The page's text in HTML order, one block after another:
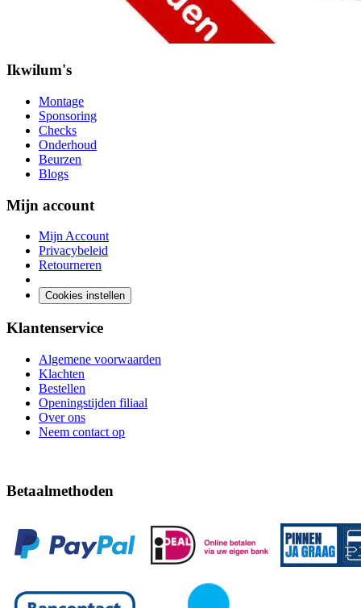
Ikwilum's
Montage
Sponsoring
Checks
Onderhoud
Beurzen
Blogs
Mijn account
Mijn Account
Privacybeleid
Retourneren
Cookies instellen
Klantenservice
Algemene voorwaarden
Klachten
Bestellen
Openingstijden filiaal
Over ons
Neem contact op
Betaalmethoden